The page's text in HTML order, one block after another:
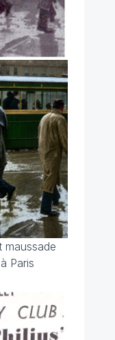
maussade
à Paris